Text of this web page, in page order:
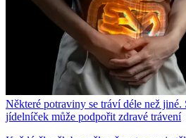
Některé potraviny se tráví déle než jiné.
jídelníček může podpořit zdravé trávení